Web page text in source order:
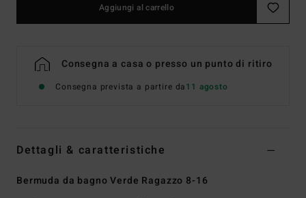
Aggiungi al carrello
Consegna a casa o presso un punto di ritiro
Consegna prevista a partire da11 agosto
Dettagli & caratteristiche
Bermuda da bagno Verde Ragazzo 8-16